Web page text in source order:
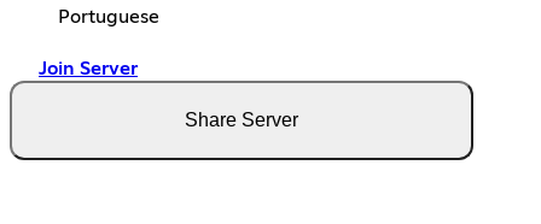
Portuguese
Join Server
Share Server